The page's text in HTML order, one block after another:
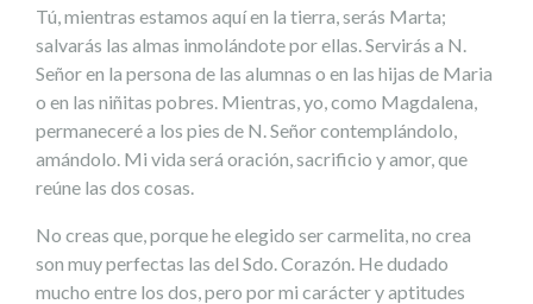
Tú, mientras estamos aquí en la tierra, serás Marta;
salvarás las almas inmolándote por ellas. Servirás a N.
Señor en la persona de las alumnas o en las hijas de Maria
o en las niñitas pobres. Mientras, yo, como Magdalena,
permaneceré a los pies de N. Señor contemplándolo,
amándolo. Mi vida será oración, sacrificio y amor, que
reúne las dos cosas.
No creas que, porque he elegido ser carmelita, no crea
son muy perfectas las del Sdo. Corazón. He dudado
mucho entre los dos, pero por mi carácter y aptitudes